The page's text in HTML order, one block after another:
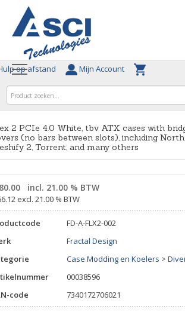
op afstand Mijn Account
2 PCIe 4.0 White, tbv ATX cases with
(no bars between slots), including
2, Torrent, and many others
incl. 21.00 % BTW
excl. 21.00 % BTW
FD-A-FLX2-002
Fractal Design
Case Modding en Koelers >
00038596
code
7340172706021